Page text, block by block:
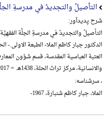
التأصیلُ والتجدیدُ في مدرسةِ
شرح پدیدآور:
التأصیلُ والتجدیدُ في مدرسةِ الحِلَّة
الدکتور جبار کاظم الملا- الطبعة الاولی.-
العتبة العباسیة المقدسة، قسم شؤون
والانسانیة، مرکز تراث الحلة، 1438هـ. = 2017
، سرشناسه:
الملا، جبار کاظم شنبارة، 1967-